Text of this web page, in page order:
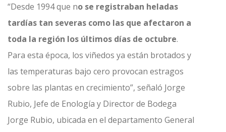
“Desde 1994 que no se registraban heladas
tardías tan severas como las que afectaron a
toda la región los últimos días de octubre.
Para esta época, los viñedos ya están brotados y
las temperaturas bajo cero provocan estragos
sobre las plantas en crecimiento”, señaló Jorge
Rubio, Jefe de Enología y Director de Bodega
Jorge Rubio, ubicada en el departamento General